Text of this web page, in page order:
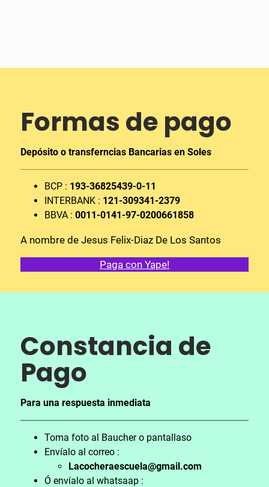
Formas de pago
Depósito o transferncias Bancarias en Soles
BCP : 193-36825439-0-11
INTERBANK : 121-309341-2379
BBVA : 0011-0141-97-0200661858
A nombre de Jesus Felix-Diaz De Los Santos
Paga con Yape!
Constancia de
Pago
Para una respuesta inmediata
Toma foto al Baucher o pantallaso
Envíalo al correo :
Lacocheraescuela@gmail.com
Ó envíalo al whatsaap :